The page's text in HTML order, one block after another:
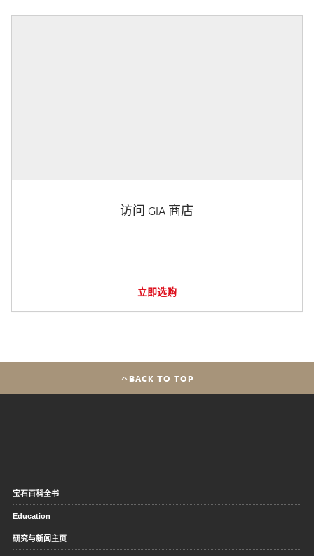
访问 GIA 商店
立即选购
BACK TO TOP
宝石百科全书
Education
研究与新闻主页